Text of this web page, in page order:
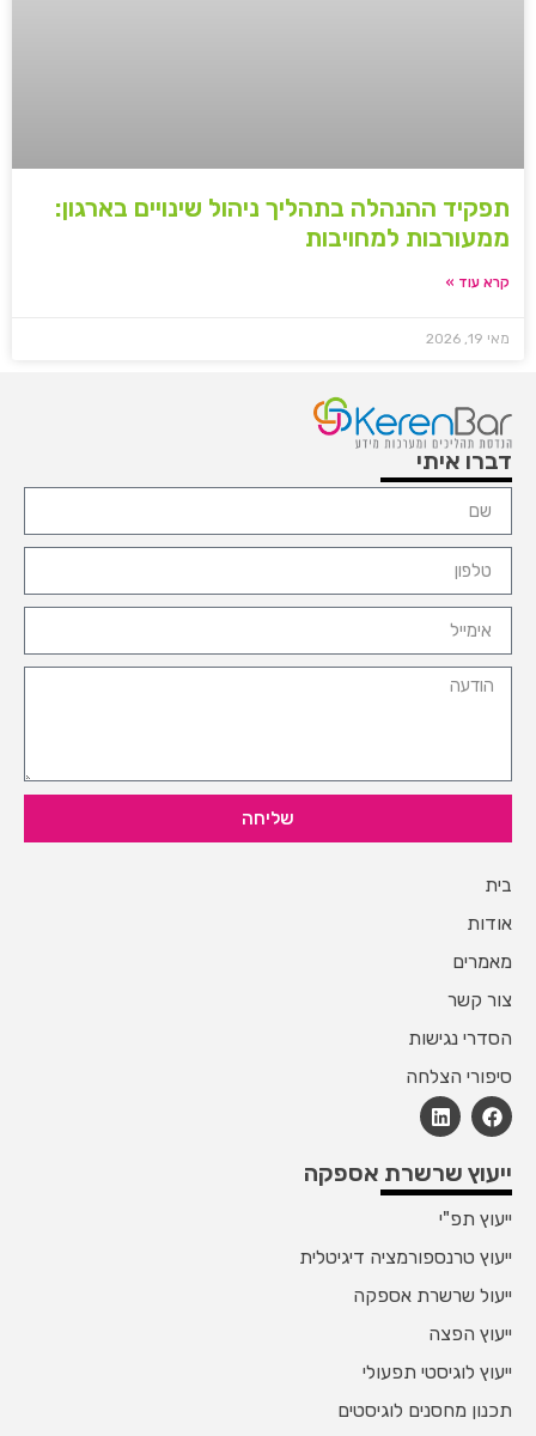
תפקיד ההנהלה בתהליך ניהול שינויים בארגון:
ממעורבות למחויבות
קרא עוד »
מאי 19, 2026
דברו איתי
שליחה
בית
אודות
מאמרים
צור קשר
הסדרי נגישות
סיפורי הצלחה
ייעוץ שרשרת אספקה
ייעוץ תפ"י
ייעוץ טרנספורמציה דיגיטלית
ייעול שרשרת אספקה
ייעוץ הפצה
ייעוץ לוגיסטי תפעולי
תכנון מחסנים לוגיסטים